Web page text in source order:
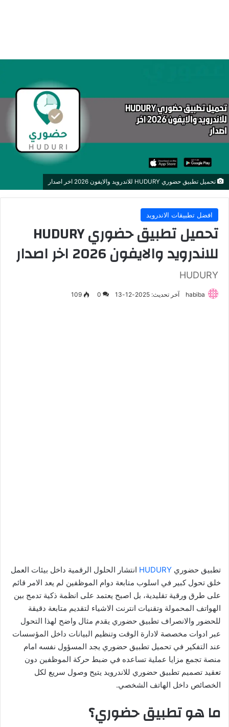
تحميل تطبيق حضوري HUDURY للاندرويد والايفون 2026 اخر اصدار
افضل تطبيقات الاندرويد
تحميل تطبيق حضوري HUDURY
للاندرويد والايفون 2026 اخر اصدار
HUDURY
habiba آخر تحديث: 2025-12-13 0
109
تطبيق حضوري HUDURY انتشار الحلول الرقمية داخل بيئات العمل
خلق تحول كبير في اسلوب متابعة دوام الموظفين لم يعد الامر قائم
على طرق ورقية تقليدية، بل اصبح يعتمد على انظمة ذكية تدمج بين
الهواتف المحمولة وتقنيات انترنت الاشياء لتقديم متابعة دقيقة
للحضور والانصراف تطبيق حضوري يقدم مثال واضح لهذا التحول
عبر ادوات مخصصة لادارة الوقت وتنظيم البيانات داخل المؤسسات
عند التفكير في تحميل تطبيق حضوري يجد المسؤول نفسه امام
منصة تجمع مزايا عملية تساعده في ضبط حركة الموظفين دون
تعقيد تصميم تطبيق حضوري للاندرويد يتيح وصول سريع لكل
الخصائص داخل الهاتف الشخصي.
ما هو تطبيق حضوري؟